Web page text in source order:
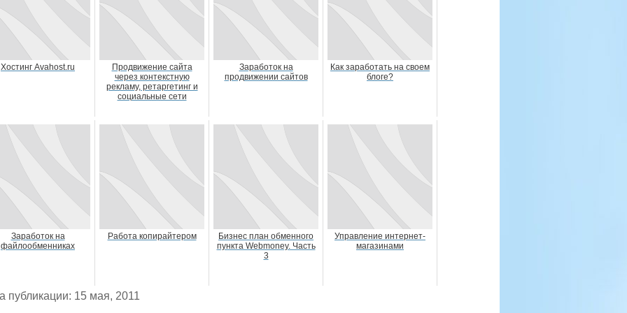
Хостинг Avahost.ru
Продвижение сайта
через контекстную
рекламу, ретаргетинг и
социальные сети
Заработок на
продвижении сайтов
Как заработать на своем
блоге?
Заработок на
файлообменниках
Работа копирайтером
Бизнес план обменного
пункта Webmoney. Часть
3
Управление интернет-
магазинами
публикации: 15 мая, 2011